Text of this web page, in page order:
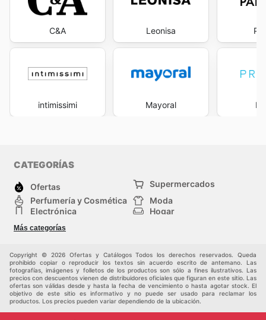
C&A
intimissimi
Leonisa
Mayoral
CATEGORÍAS
Ofertas
Supermercados
Perfumería y Cosmética
Moda
Electrónica
Hogar
Deporte
Juguetes y bebés
Más categorías
Copyright © 2026 Ofertas y Catálogos Todos los derechos reservados. Queda
prohibido copiar o reproducir los textos sin acuerdo escrito de antemano. Las
fotografías, imágenes y folletos de los productos son sólo a fines ilustrativos. Las
precios con descuentos vienen de distribuidores oficiales que figuran en este sitio. Las
ofertas son válidas desde y hasta la fecha de vencimiento o hasta agotar stock. El
objetivo de este sitio es informativo y no puede ser usado para reclamar los
productos. Los precios pueden variar dependiendo de la ubicación.